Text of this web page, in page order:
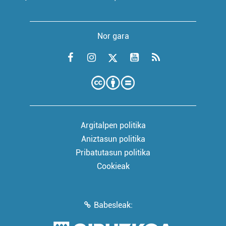
Nor gara
Argitalpen politika
Aniztasun politika
Pribatutasun politika
Cookieak
Babesleak: